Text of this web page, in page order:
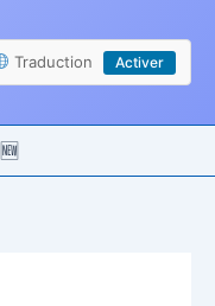
Traduction Activer